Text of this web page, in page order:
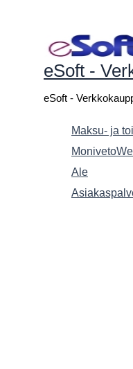
eSoft -
eSoft -
Maksu- ja
Ale